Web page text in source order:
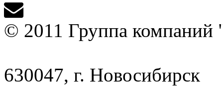
© 2011 Группа
630047, г. Новосибирск